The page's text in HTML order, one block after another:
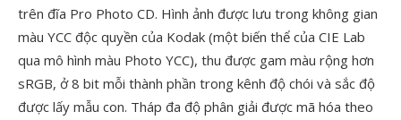
trên đĩa Pro Photo CD. Hình ảnh được lưu trong không gian
màu YCC độc quyền của Kodak (một biến thể của CIE Lab
qua mô hình màu Photo YCC), thu được gam màu rộng hơn
sRGB, ở 8 bit mỗi thành phần trong kênh độ chói và sắc độ
được lấy mẫu con. Tháp đa độ phân giải được mã hóa theo